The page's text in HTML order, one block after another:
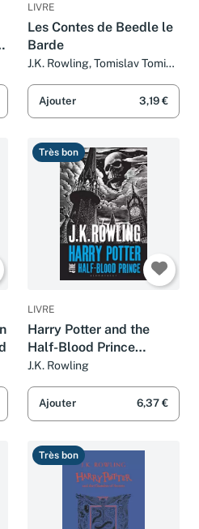
LIVRE
Les Contes de Beedle le
Barde
J.K. Rowling, Tomislav Tomic
Ajouter 3,19 €
Très bon
LIVRE
Harry Potter and the
Half-Blood Prince
[Paperback] J K Rowling
J.K. Rowling
Ajouter 6,37 €
Très bon